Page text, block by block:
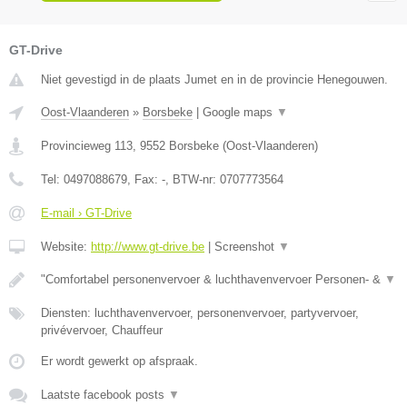
GT-Drive
Niet gevestigd in de plaats Jumet en in de provincie Henegouwen.
Oost-Vlaanderen » Borsbeke | Google maps ▼
Provincieweg 113 9552 Borsbeke (Oost-Vlaanderen)
Tel: 0497088679 , Fax: - , BTW-nr: 0707773564
E-mail › GT-Drive
Website: http://www.gt-drive.be | Screenshot ▼
"Comfortabel personenvervoer & luchthavenvervoer Personen- & ▼
Diensten: luchthavenvervoer, personenvervoer, partyvervoer,
privévervoer, Chauffeur
Er wordt gewerkt op afspraak.
Laatste facebook posts ▼